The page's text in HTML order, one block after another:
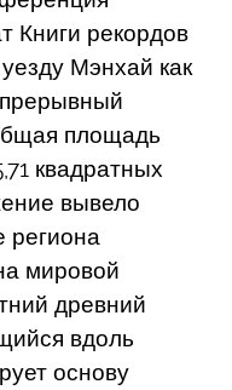
Книги рекордов
Мэнхай как
площадь
квадратных
вывело
региона
мировой
древний
вдоль
основу